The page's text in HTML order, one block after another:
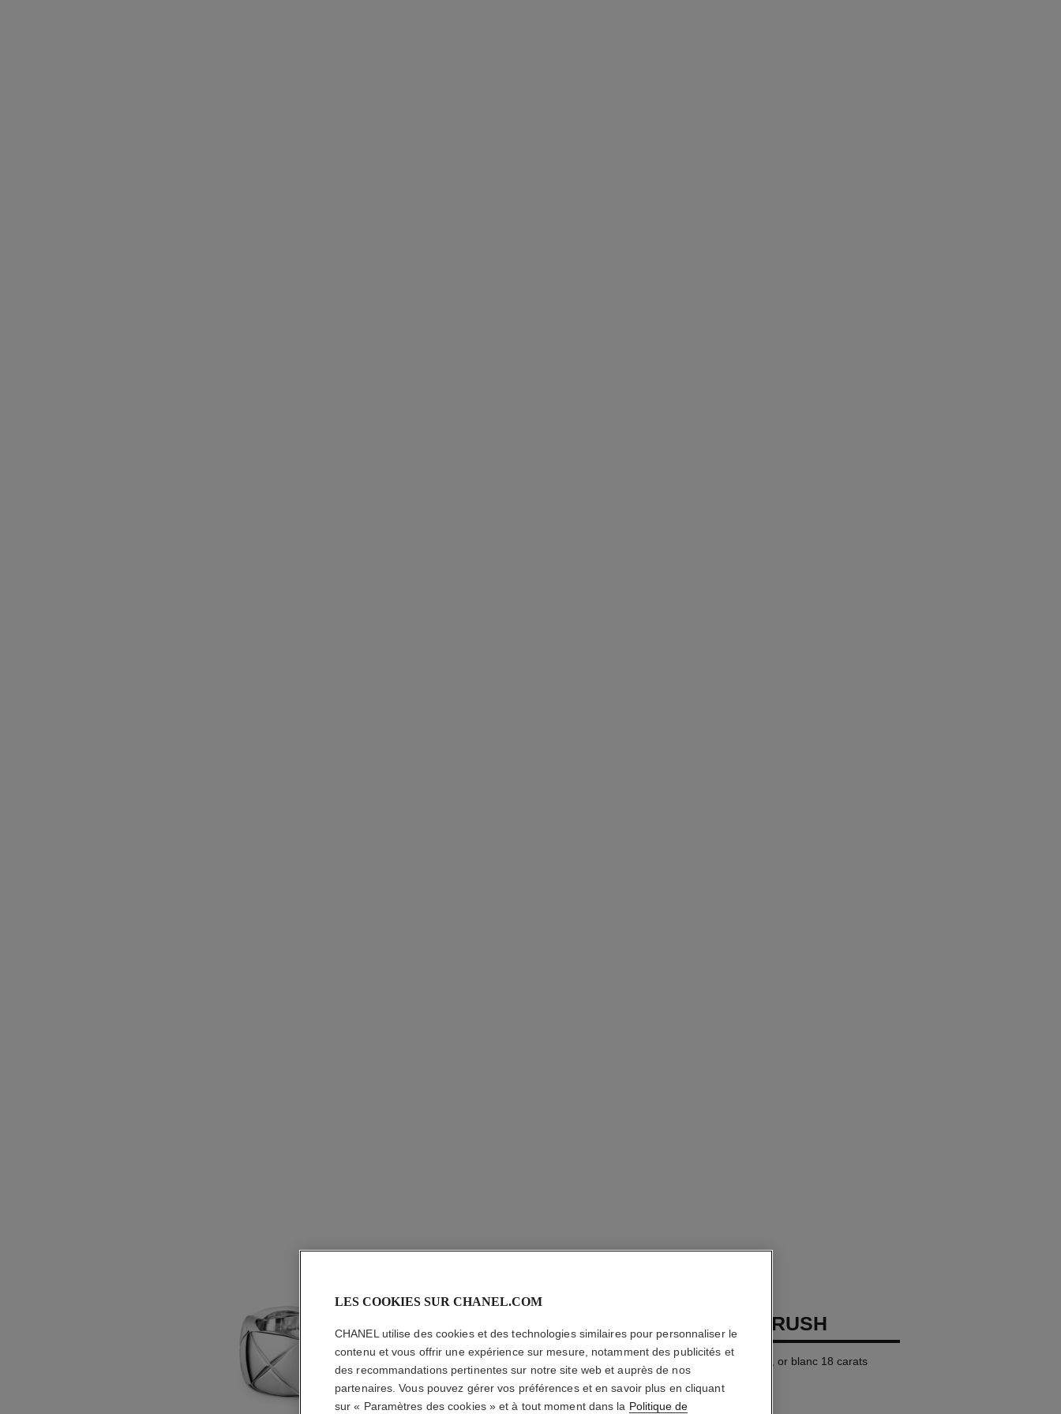
BAGUE COCO CRUSH
Motif matelassé, grand modèle, or blanc 18 carats
En savoir plus
Réf. J10573
LES COOKIES SUR CHANEL.COM
CHANEL utilise des cookies et des technologies similaires pour personnaliser le
contenu et vous offrir une expérience sur mesure, notamment des publicités et
des recommandations pertinentes sur notre site web et auprès de nos
partenaires. Vous pouvez gérer vos préférences et en savoir plus en cliquant
sur « Paramètres des cookies » et à tout moment dans la Politique de